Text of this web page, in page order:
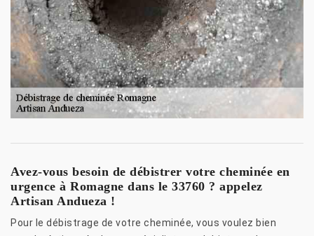
Avez-vous besoin de débistrer votre cheminée en
urgence à Romagne dans le 33760 ? appelez
Artisan Andueza !
Pour le débistrage de votre cheminée, vous voulez bien